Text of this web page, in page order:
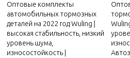
Оптовые комплекты
автомобильных тормозных
деталей на 2022 год Wuling |
высокая стабильность, низкий
уровень шума,
износостойкость |